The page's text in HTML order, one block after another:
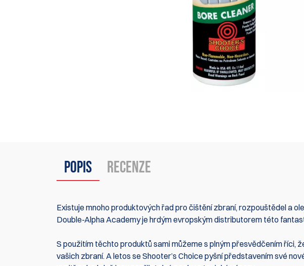
Popis Recenze
Existuje mnoho produktových řad pro čištění zbraní, rozpouštědel a
Double-Alpha Academy je hrdým evropským distributorem této
S použitím těchto produktů sami můžeme s plným přesvědčením říci,
vašich zbraní. A letos se Shooter’s Choice pyšní představením své